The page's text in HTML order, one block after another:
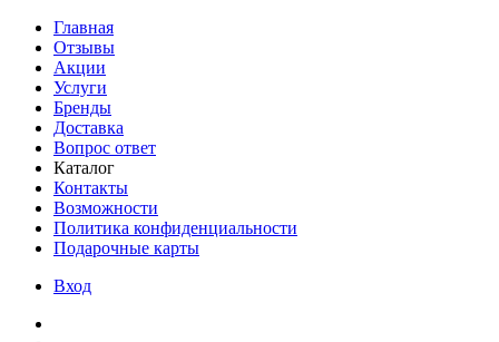
Главная
Отзывы
Акции
Услуги
Бренды
Доставка
Вопрос ответ
Каталог
Контакты
Возможности
Политика конфиденциальности
Подарочные карты
Вход